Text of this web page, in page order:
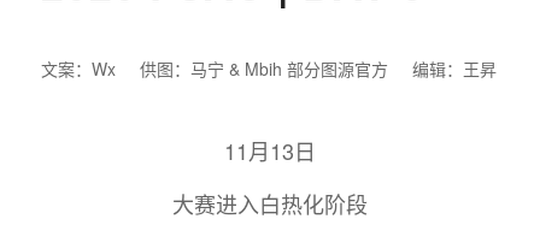
文案：Wx 供图：马宁 & Mbih 部分图源官方 编辑：王昇
11月13日
大赛进入白热化阶段